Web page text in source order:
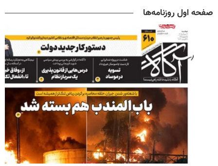
صفحه اول روزنامه‌ها